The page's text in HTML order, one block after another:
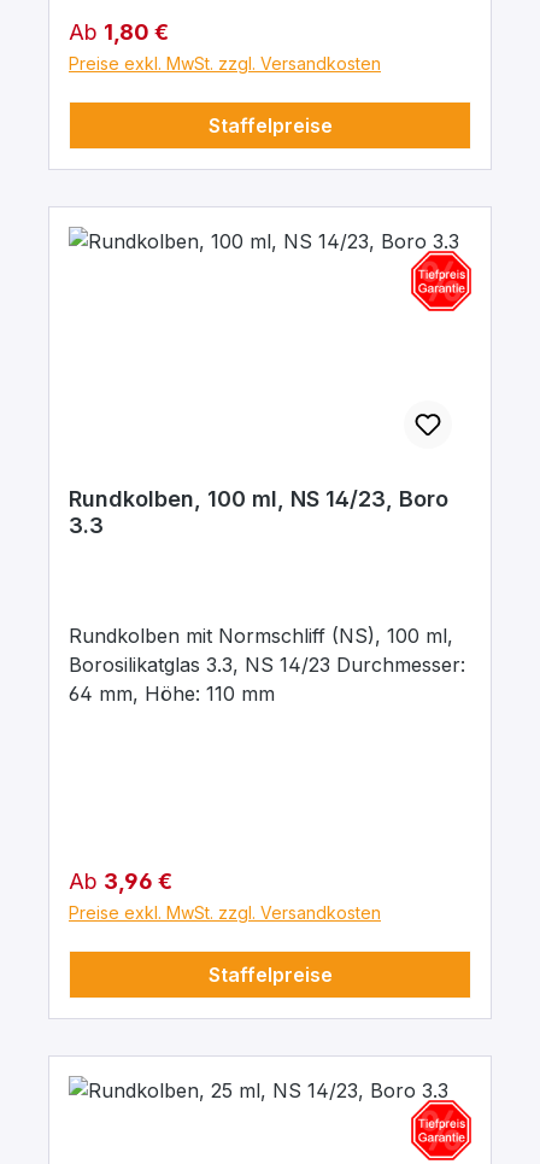
Regulärer Preis:
Ab 1,80 €
Preise exkl. MwSt. zzgl. Versandkosten
Staffelpreise
Rundkolben, 100 ml, NS 14/23, Boro
3.3
Rundkolben mit Normschliff (NS), 100 ml,
Borosilikatglas 3.3, NS 14/23 Durchmesser:
64 mm, Höhe: 110 mm
Regulärer Preis:
Ab 3,96 €
Preise exkl. MwSt. zzgl. Versandkosten
Staffelpreise